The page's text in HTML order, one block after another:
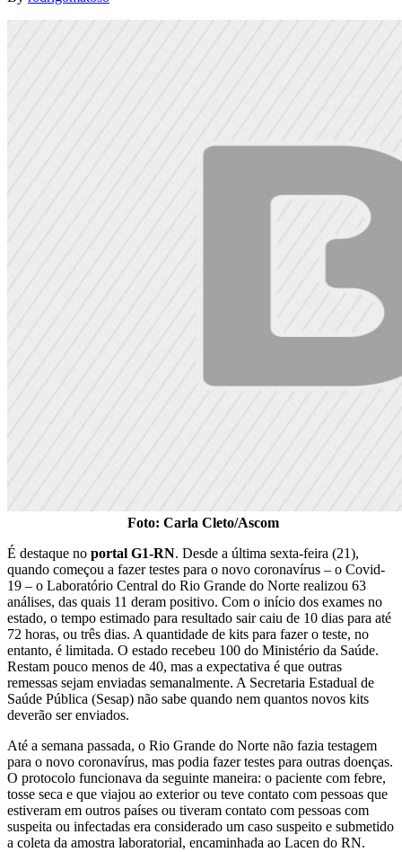
Foto: Carla Cleto/Ascom
É destaque no portal G1-RN. Desde a última sexta-feira (21),
quando começou a fazer testes para o novo coronavírus – o Covid-
19 – o Laboratório Central do Rio Grande do Norte realizou 63
análises, das quais 11 deram positivo. Com o início dos exames no
estado, o tempo estimado para resultado sair caiu de 10 dias para até
72 horas, ou três dias. A quantidade de kits para fazer o teste, no
entanto, é limitada. O estado recebeu 100 do Ministério da Saúde.
Restam pouco menos de 40, mas a expectativa é que outras
remessas sejam enviadas semanalmente. A Secretaria Estadual de
Saúde Pública (Sesap) não sabe quando nem quantos novos kits
deverão ser enviados.
Até a semana passada, o Rio Grande do Norte não fazia testagem
para o novo coronavírus, mas podia fazer testes para outras doenças.
O protocolo funcionava da seguinte maneira: o paciente com febre,
tosse seca e que viajou ao exterior ou teve contato com pessoas que
estiveram em outros países ou tiveram contato com pessoas com
suspeita ou infectadas era considerado um caso suspeito e submetido
a coleta da amostra laboratorial, encaminhada ao Lacen do RN.